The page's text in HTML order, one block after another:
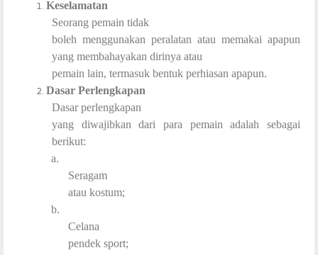
Keselamatan
Seorang pemain tidak
boleh menggunakan peralatan atau memakai apapun
yang membahayakan dirinya atau
pemain lain, termasuk bentuk perhiasan apapun.
Dasar Perlengkapan
Dasar perlengkapan
yang diwajibkan dari para pemain adalah sebagai
berikut:
a.
Seragam
atau kostum;
b.
Celana
pendek sport;